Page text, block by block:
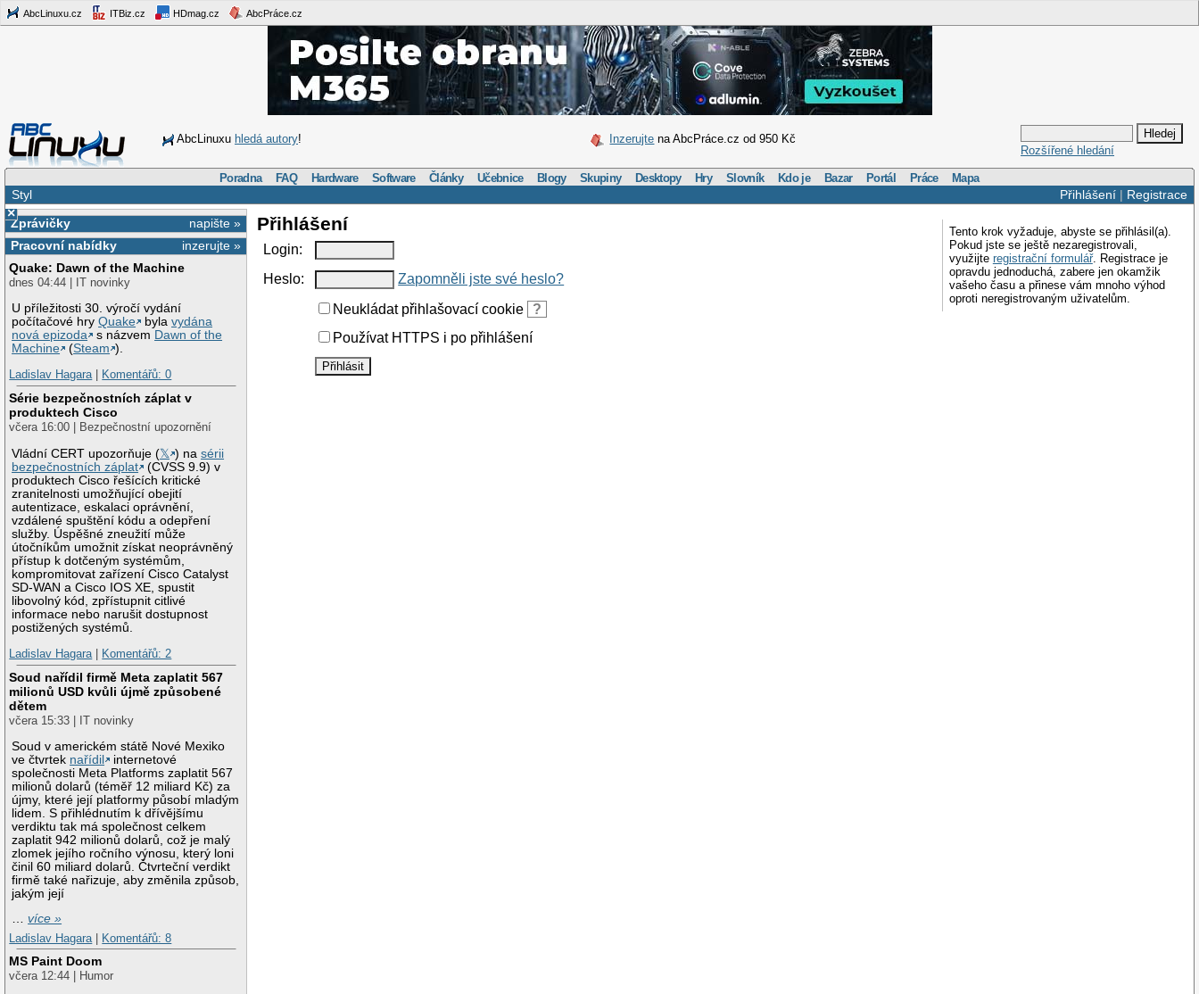
AbcLinuxu.cz ITBiz.cz HDmag.cz AbcPráce.cz
AbcLinuxu hledá autory! Inzerujte na AbcPráce.cz od 950 Kč
Rozšířené hledání
Poradna FAQ Hardware Software Články Učebnice Blogy Skupiny Desktopy Hry Slovník Kdo je Bazar Portál Práce Mapa
Přihlášení| Registrace
Styl
×
napište »
Zprávičky
inzerujte »
Pracovní nabídky
Quake: Dawn of the Machine
dnes 04:44 | IT novinky
U příležitosti 30. výročí vydání
počítačové hryQuake bylavydána
nová epizoda
s názvem Dawn of the
Machine
(Steam ).
Ladislav Hagara| Komentářů: 0
Série bezpečnostních záplat v
produktech Cisco
včera 16:00 | Bezpečnostní upozornění
Vládní CERT upozorňuje (𝕏 ) nasérii
bezpečnostních záplat
(CVSS 9.9) v
produktech Cisco řešících kritické
zranitelnosti umožňující obejití
autentizace, eskalaci oprávnění,
vzdálené spuštění kódu a odepření
služby. Úspěšné zneužití může
útočníkům umožnit získat neoprávněný
přístup k dotčeným systémům,
kompromitovat zařízení Cisco Catalyst
SD-WAN a Cisco IOS XE, spustit
libovolný kód, zpřístupnit citlivé
informace nebo narušit dostupnost
postižených systémů.
Ladislav Hagara| Komentářů: 2
Soud nařídil firmě Meta zaplatit 567
milionů USD kvůli újmě způsobené
dětem
včera 15:33 | IT novinky
Soud v americkém státě Nové Mexiko
ve čtvrtek nařídil
internetové
společnosti Meta Platforms zaplatit 567
milionů dolarů (téměř 12 miliard Kč) za
újmy, které její platformy působí mladým
lidem. S přihlédnutím k dřívějšímu
verdiktu tak má společnost celkem
zaplatit 942 milionů dolarů, což je malý
zlomek jejího ročního výnosu, který loni
činil 60 miliard dolarů. Čtvrteční verdikt
firmě také nařizuje, aby změnila způsob,
jakým její
…více »
Ladislav Hagara
Komentářů: 8
MS Paint Doom
včera 12:44 | Humor
Tento krok vyžaduje, abyste se přihlásil(a).
Pokud jste se ještě nezaregistrovali,
využijte registrační formulář. Registrace je
opravdu jednoduchá, zabere jen okamžik
vašeho času a přinese vám mnoho výhod
oproti neregistrovaným uživatelům.
Přihlášení
Login:
Heslo:
Zapomněli jste své heslo?
Neukládat přihlašovací cookie
?
Používat HTTPS i po přihlášení